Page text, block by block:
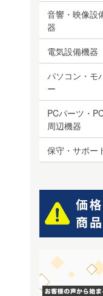
音響・映像設
器
電気設備機器
パソコン・モ
ー
PCパーツ・
周辺機器
保守・サポー